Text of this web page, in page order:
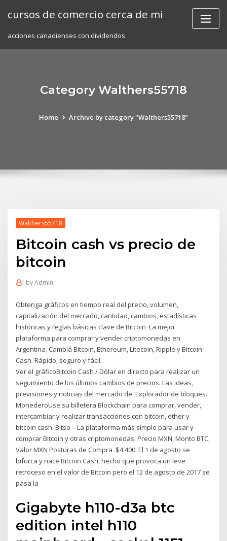
cursos de comercio cerca de mi
acciones canadienses con dividendos
Category Walthers55718
Home Archive by category "Walthers55718"
Walthers55718
Bitcoin cash vs precio de
bitcoin
byAdmin
Obtenga gráficos en tiempo real del precio, volumen,
capitalización del mercado, cantidad, cambios, estadísticas
históricas y reglas básicas clave de Bitcoin La mejor
plataforma para comprar y vender criptomonedas en
Argentina. Cambiá Bitcoin, Ethereum, Litecoin, Ripple y Bitcoin
Cash. Rápido, seguro y fácil.
Ver el gráficoBitcoin Cash / Dólar en directo para realizar un
seguimiento de los últimos cambios de precios. Las ideas,
previsiones y noticias del mercado de Explorador de bloques.
MonederoUse su billetera Blockchain para comprar, vender,
intercambiar y realizar transacciones con bitcoin, ether y
bitcoin cash. Bitso – La plataforma más simple para usar y
comprar Bitcoin y otras criptomonedas. Precio MXN, Monto BTC,
Valor MXN Posturas de Compra $4.400: El 1 de agosto se
bifurca y nace Bitcoin Cash, hecho que provoca un leve
retroceso en el valor de Bitcoin pero el 12 de agosto de 2017 se
pasa la
Gigabyte h110-d3a btc
edition intel h110